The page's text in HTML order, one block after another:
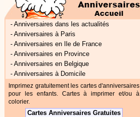
- Anniversaires dans les actualités
- Anniversaires à Paris
- Anniversaires en Ile de France
- Anniversaires en Province
- Anniversaires en Belgique
- Anniversaires à Domicile
Imprimez gratuitement les cartes d'anniversaires
pour les enfants. Cartes à imprimer et/ou à
colorier.
Cartes Anniversaires Gratuites